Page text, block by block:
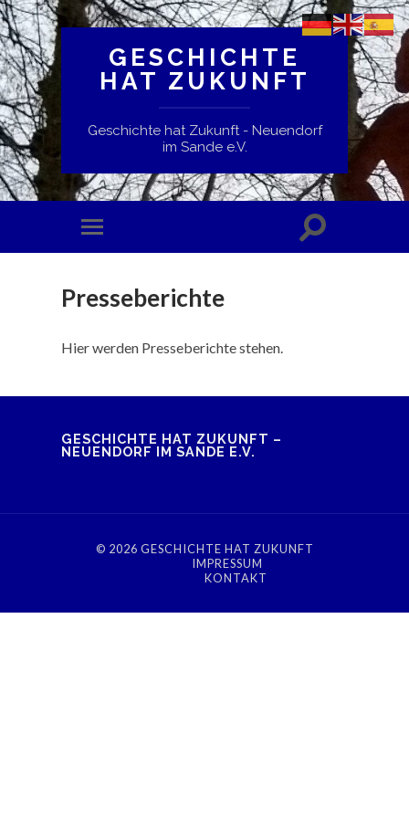
GESCHICHTE
HAT ZUKUNFT
Geschichte hat Zukunft - Neuendorf
im Sande e.V.
Presseberichte
Hier werden Presseberichte stehen.
GESCHICHTE HAT ZUKUNFT –
NEUENDORF IM SANDE E.V.
© 2026 GESCHICHTE HAT ZUKUNFT
IMPRESSUM
KONTAKT